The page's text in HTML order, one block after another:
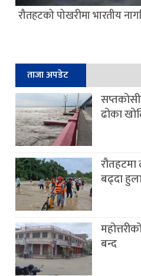
रौतहटको पोखरीमा भारतीय
ताजा अपडेट
ढोका
बढ्दा
बन्द